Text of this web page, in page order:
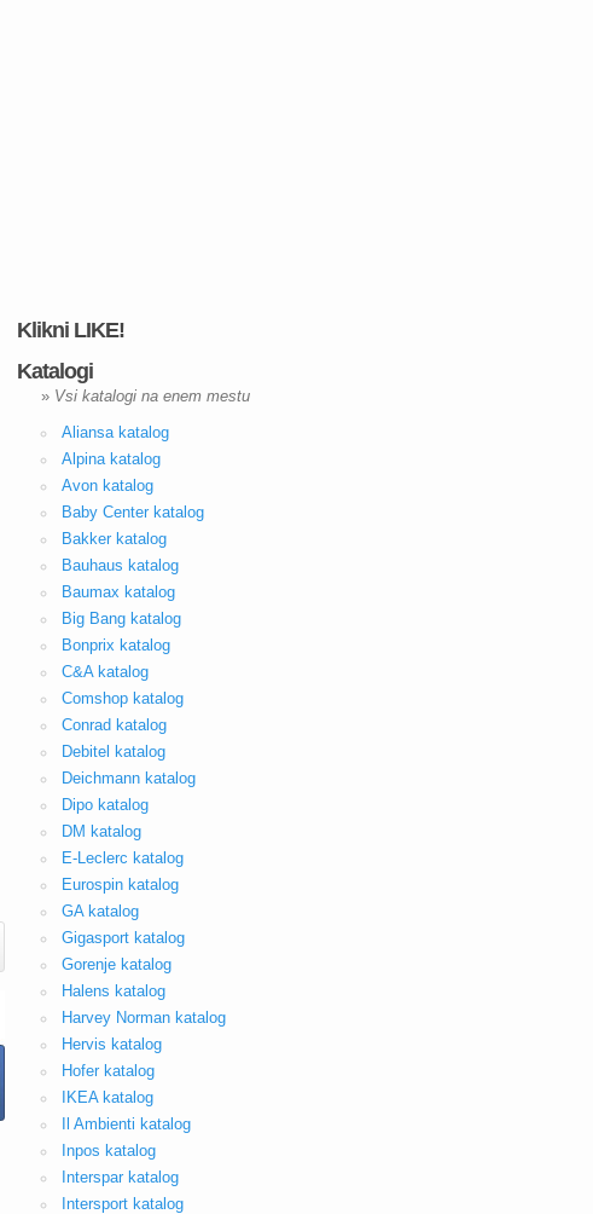
Klikni LIKE!
Katalogi
» Vsi katalogi na enem mestu
Aliansa katalog
Alpina katalog
Avon katalog
Baby Center katalog
Bakker katalog
Bauhaus katalog
Baumax katalog
Big Bang katalog
Bonprix katalog
C&A katalog
Comshop katalog
Conrad katalog
Debitel katalog
Deichmann katalog
Dipo katalog
DM katalog
E-Leclerc katalog
Eurospin katalog
GA katalog
Gigasport katalog
Gorenje katalog
Halens katalog
Harvey Norman katalog
Hervis katalog
Hofer katalog
IKEA katalog
Il Ambienti katalog
Inpos katalog
Interspar katalog
Intersport katalog